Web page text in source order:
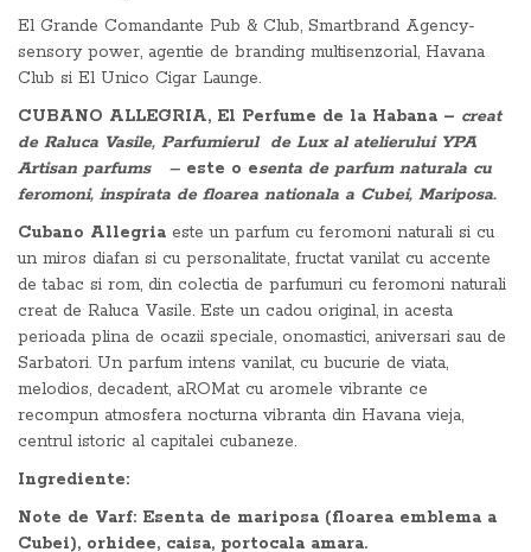
El Grande Comandante Pub & Club, Smartbrand Agency-
sensory power, agentie de branding multisenzorial, Havana
Club si El Unico Cigar Launge.
CUBANO ALLEGRIA, El Perfume de la Habana – creat
de Raluca Vasile, Parfumierul de Lux al atelierului YPA
Artisan parfums – este o esenta de parfum naturala cu
feromoni, inspirata de floarea nationala a Cubei, Mariposa.
Cubano Allegria este un parfum cu feromoni naturali si cu
un miros diafan si cu personalitate, fructat vanilat cu accente
de tabac si rom, din colectia de parfumuri cu feromoni naturali
creat de Raluca Vasile. Este un cadou original, in acesta
perioada plina de ocazii speciale, onomastici, aniversari sau de
Sarbatori. Un parfum intens vanilat, cu bucurie de viata,
melodios, decadent, aROMat cu aromele vibrante ce
recompun atmosfera nocturna vibranta din Havana vieja,
centrul istoric al capitalei cubaneze.
Ingrediente:
Note de Varf: Esenta de mariposa (floarea emblema a
Cubei), orhidee, caisa, portocala amara.